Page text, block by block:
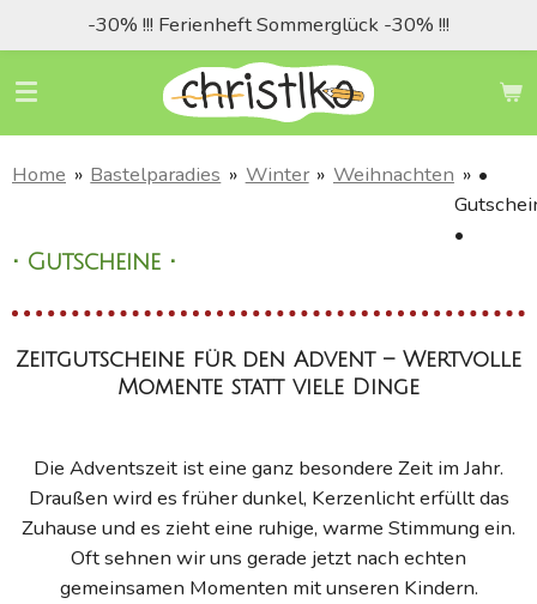
Hauptinhalt
springen
-30% !!! Ferienheft Sommerglück -30% !!!
Home » Bastelparadies » Winter » Weihnachten » •
•
• Gutscheine •
Zeitgutscheine für den Advent – Wertvolle
Momente statt viele Dinge
Die Adventszeit ist eine ganz besondere Zeit im Jahr.
Draußen wird es früher dunkel, Kerzenlicht erfüllt das
Zuhause und es zieht eine ruhige, warme Stimmung ein.
Oft sehnen wir uns gerade jetzt nach echten
gemeinsamen Momenten mit unseren Kindern.